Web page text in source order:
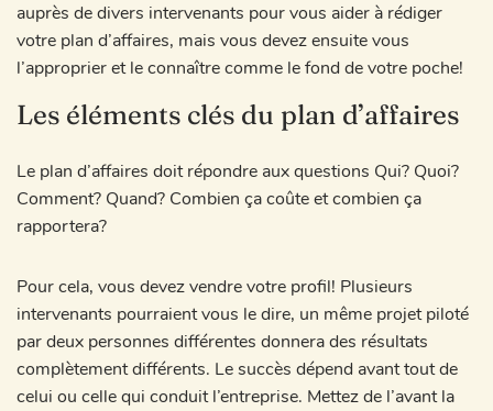
auprès de divers intervenants pour vous aider à rédiger
votre plan d’affaires, mais vous devez ensuite vous
l’approprier et le connaître comme le fond de votre poche!
Les éléments clés du plan d’affaires
Le plan d’affaires doit répondre aux questions Qui? Quoi?
Comment? Quand? Combien ça coûte et combien ça
rapportera?
Pour cela, vous devez vendre votre profil! Plusieurs
intervenants pourraient vous le dire, un même projet piloté
par deux personnes différentes donnera des résultats
complètement différents. Le succès dépend avant tout de
celui ou celle qui conduit l’entreprise. Mettez de l’avant la